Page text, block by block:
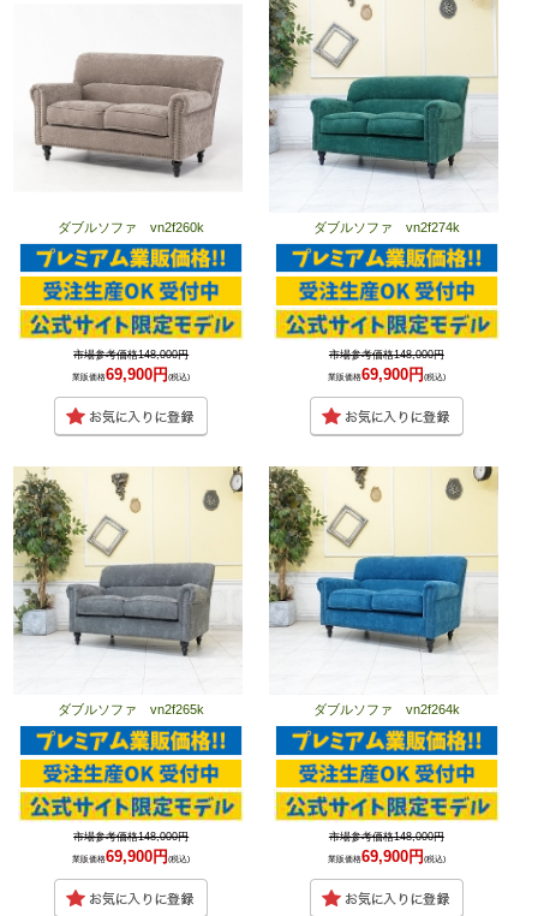
ダブルソファ vn2f260k
市場参考価格148,000円
業販価格69,900円(税込)
ダブルソファ vn2f274k
市場参考価格148,000円
業販価格69,900円(税込)
ダブルソファ vn2f265k
市場参考価格148,000円
業販価格69,900円(税込)
ダブルソファ vn2f264k
市場参考価格148,000円
業販価格69,900円 (税込)